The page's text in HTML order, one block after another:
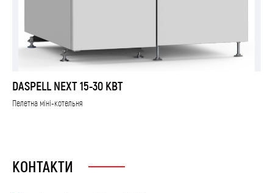
DASPELL NEXT 15-30 КВТ
Пелетна міні-котельня
КОНТАКТИ